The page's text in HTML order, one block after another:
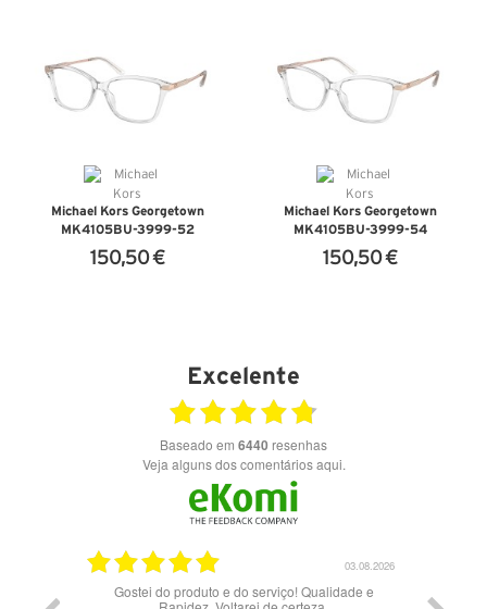
Michael Kors Georgetown
MK4105BU-3999-52
150,50 €
Michael Kors Georgetown
MK4105BU-3999-54
150,50 €
Excelente
Baseado em 6440 resenhas
Veja alguns dos comentários aqui.
28.07.2026
Bons óculos.